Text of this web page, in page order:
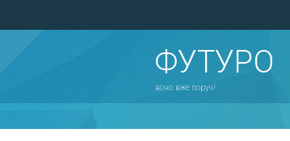
ФУТУРО
воно вже поруч!